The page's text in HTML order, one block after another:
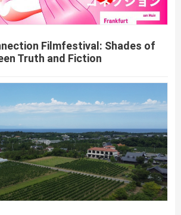
Filmfestival: Shades of
Truth and Fiction